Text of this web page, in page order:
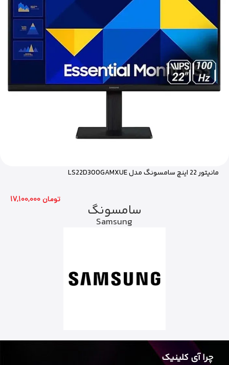
مانیتور 22 اینچ سامسونگ مدل LS22D300GAMXUE
17,100,000 تومان
سامسونگ
Samsung
چرا آی کلینیک